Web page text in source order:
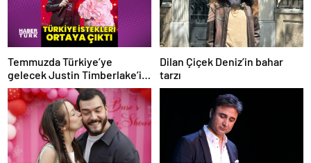
Temmuzda Türkiye’ye
gelecek Justin Timberlake’in
kulis istekleri
Dilan Çiçek Deniz’in bahar
tarzı